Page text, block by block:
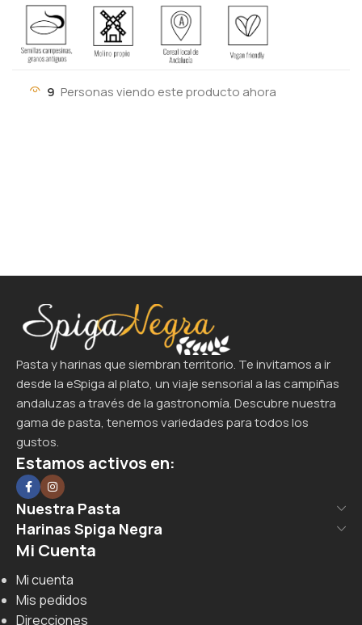
9 Personas viendo este producto ahora
Pasta y harinas que siembran territorio. Te invitamos a ir
desde la eSpiga al plato, un viaje sensorial a las campiñas
andaluzas a través de la gastronomía. Descubre nuestra
gama de pasta, tenemos variedades para todos los
gustos.
Estamos activos en:
Nuestra Pasta
Harinas Spiga Negra
Mi Cuenta
Mi cuenta
Mis pedidos
Direcciones